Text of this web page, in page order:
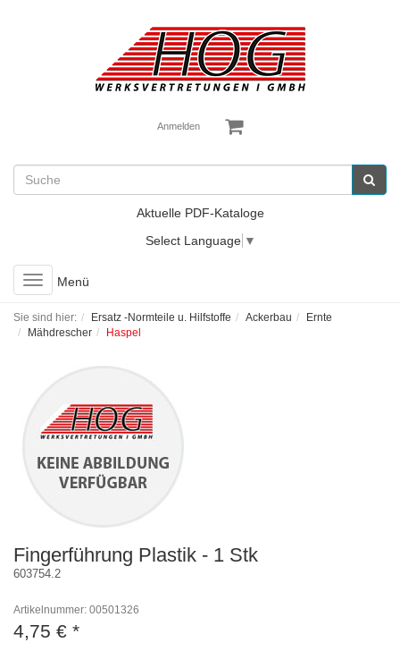
Anmelden
Aktuelle PDF-Kataloge
Select Language ▼
Toggle
navigation
Menü
Sie sind hier: Ersatz -Normteile u. Hilfstoffe Ackerbau
Ernte
Mähdrescher
Haspel
Fingerführung Plastik - 1 Stk
603754.2
Artikelnummer: 00501326
4,75 € *